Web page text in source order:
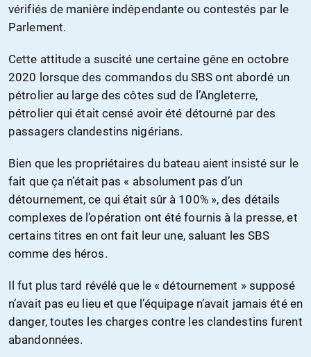
vérifiés de manière indépendante ou contestés par le
Parlement.
Cette attitude a suscité une certaine gêne en octobre
2020 lorsque des commandos du SBS ont abordé un
pétrolier au large des côtes sud de l’Angleterre,
pétrolier qui était censé avoir été détourné par des
passagers clandestins nigérians.
Bien que les propriétaires du bateau aient insisté sur le
fait que ça n’était pas « absolument pas d’un
détournement, ce qui était sûr à 100% », des détails
complexes de l’opération ont été fournis à la presse, et
certains titres en ont fait leur une, saluant les SBS
comme des héros.
Il fut plus tard révélé que le « détournement » supposé
n’avait pas eu lieu et que l’équipage n’avait jamais été en
danger, toutes les charges contre les clandestins furent
abandonnées.